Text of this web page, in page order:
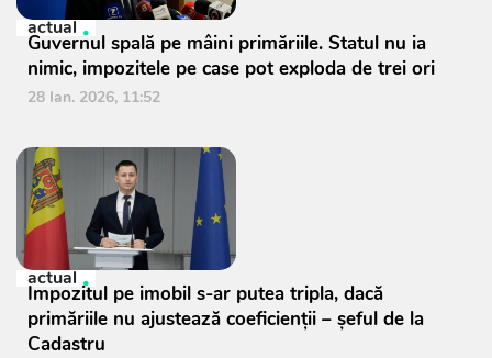
actual
Guvernul spală pe mâini primăriile. Statul nu ia
nimic, impozitele pe case pot exploda de trei ori
28 Ian. 2026, 11:52
actual
Impozitul pe imobil s-ar putea tripla, dacă
primăriile nu ajustează coeficienții – șeful de la
Cadastru